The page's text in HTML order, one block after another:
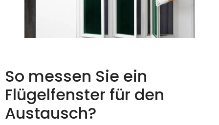
So messen Sie ein
Flügelfenster für den
Austausch?